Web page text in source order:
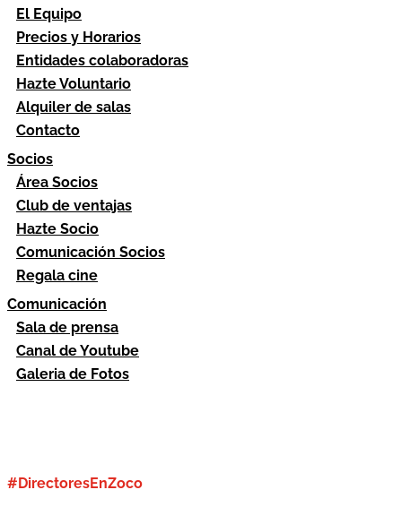
El Equipo
Precios y Horarios
Entidades colaboradoras
Hazte Voluntario
Alquiler de salas
Contacto
Socios
Área Socios
Club de ventajas
Hazte Socio
Comunicación Socios
Regala cine
Comunicación
Sala de prensa
Canal de Youtube
Galeria de Fotos
#DirectoresEnZoco